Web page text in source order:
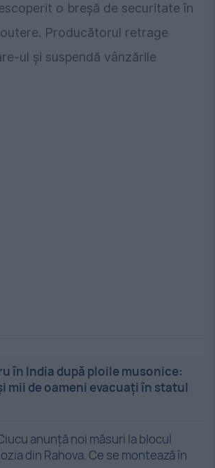
o breșă de securitate în
Producătorul retrage
ul și suspendă vânzările
în India după ploile musonice:
mii de oameni evacuați în statul
anunță noi măsuri la blocul
din Rahova. Ce se montează în